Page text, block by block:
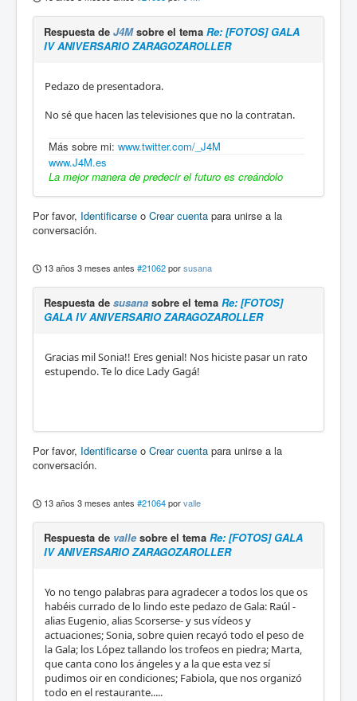
Respuesta de J4Msobre el tema Re: [FOTOS] GALA
IV ANIVERSARIO ZARAGOZAROLLER
Pedazo de presentadora.
No sé que hacen las televisiones que no la contratan.
Más sobre mi: www.twitter.com/_J4M
www.J4M.es
La mejor manera de predecir el futuro es creándolo
Por favor, Identificarse o Crear cuenta para unirse a la
conversación.
13 años 3 meses antes #21062porsusana
Respuesta de susana sobre el tema Re: [FOTOS]
GALA IV ANIVERSARIO ZARAGOZAROLLER
Gracias mil Sonia!! Eres genial! Nos hiciste pasar un rato
estupendo. Te lo dice Lady Gagá!
Por favor, Identificarse o Crear cuenta para unirse a la
conversación.
13 años 3 meses antes #21064porvalle
Respuesta de valle sobre el tema Re: [FOTOS] GALA
IV ANIVERSARIO ZARAGOZAROLLER
Yo no tengo palabras para agradecer a todos los que os
habéis currado de lo lindo este pedazo de Gala: Raúl -
alias Eugenio, alias Scorserse- y sus vídeos y
actuaciones; Sonia, sobre quien recayó todo el peso de
la Gala; los López tallando los trofeos en piedra; Marta,
que canta cono los ángeles y a la que esta vez sí
pudimos oir en condiciones; Fabiola, que nos organizó
todo en el restaurante.....